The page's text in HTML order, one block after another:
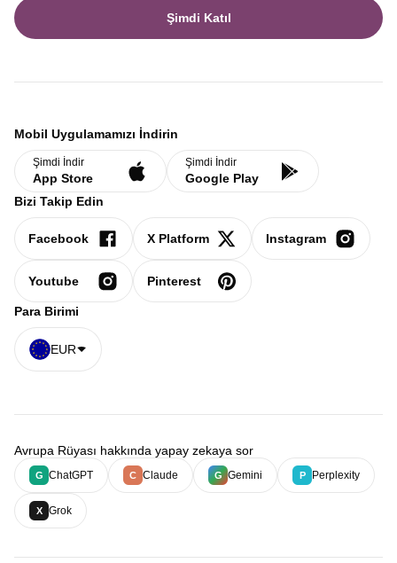
Şimdi Katıl
Mobil Uygulamamızı İndirin
Şimdi İndir
App Store
Şimdi İndir
Google Play
Bizi Takip Edin
Facebook X Platform Instagram
Youtube Pinterest
Para Birimi
EUR
Avrupa Rüyası hakkında yapay zekaya sor
G ChatGPT C Claude G Gemini P Perplexity
X Grok